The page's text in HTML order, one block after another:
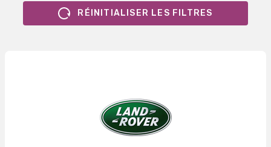
RÉINITIALISER LES FILTRES